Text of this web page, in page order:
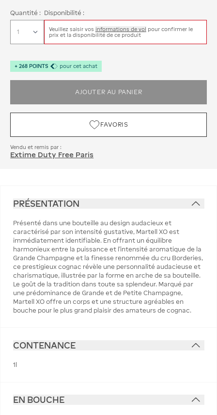
Quantité : Disponibilité :
Veuillez saisir vos informations de vol pour confirmer le
prix et la disponibilité de ce produit
+ 268 POINTS pour cet achat
AJOUTER AU PANIER
FAVORIS
Vendu et remis par :
Extime Duty Free Paris
PRÉSENTATION
Présenté dans une bouteille au design audacieux et
caractérisé par son intensité gustative, Martell XO est
immédiatement identifiable. En offrant un équilibre
harmonieux entre la puissance et l'intensité aromatique de la
Grande Champagne et la finesse renommée du cru Borderies,
ce prestigieux cognac révèle une personnalité audacieuse et
charismatique, illustrée par la forme en arche de sa bouteille.
Le goût de la tradition dans toute sa splendeur. Marqué par
une prédominance de Grande et de Petite Champagne,
Martell XO offre un corps et une structure agréables en
bouche pour le plus grand plaisir des amateurs de cognac.
CONTENANCE
1l
EN BOUCHE